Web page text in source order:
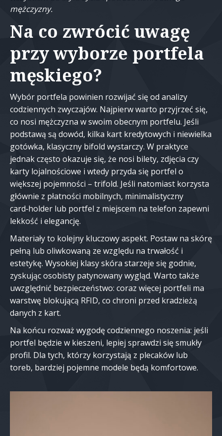
mężczyzny.
Na co zwrócić uwagę
przy wyborze portfela
męskiego?
Wybór portfela powinien rozwijać się od analizy
codziennych zwyczajów. Najpierw warto przyjrzeć się,
co nosi mężczyzna w swoim obecnym portfelu. Jeśli
podstawą są dowód, kilka kart kredytowych i niewielka
gotówka, klasyczny bifold wystarczy. W praktyce
jednak często okazuje się, że nosi bilety, zdjęcia czy
karty lojalnościowe i wtedy przyda się portfel o
większej pojemności – trifold. Jeśli natomiast korzysta
głównie z płatności mobilnych, minimalistyczny
card‑holder lub portfel z miejscem na telefon zapewni
lekkość i elegancję.
Materiały to kolejny kluczowy aspekt. Postaw na skórę
pełną lub oliwkowaną ze względu na trwałość i
estetykę. Wysokiej klasy skóra starzeje się godnie,
zyskując osobisty patynowany wygląd. Warto także
uwzględnić bezpieczeństwo: coraz więcej portfeli ma
warstwę blokującą RFID, co chroni przed kradzieżą
danych z kart.
Na końcu rozważ wygodę codziennego noszenia: jeśli
portfel będzie w kieszeni, lepiej sprawdzi się smukły
profil. Dla tych, którzy korzystają z plecaków lub
toreb, bardziej pojemne modele będą komfortowe.